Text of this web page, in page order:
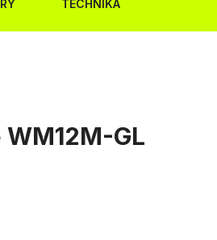
TECHNIKA
GL